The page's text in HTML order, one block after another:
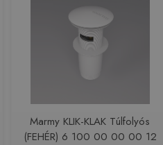
Marmy KLIK-KLAK Túlfolyós
(FEHÉR) 6 100 00 00 00 12